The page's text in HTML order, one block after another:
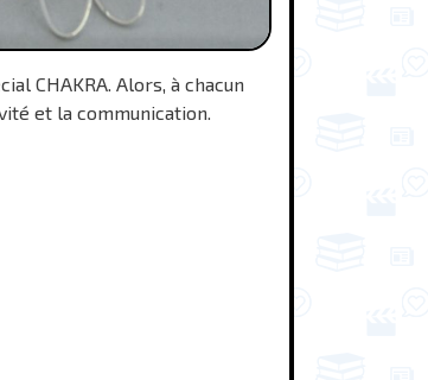
CHAKRA. Alors, à chacun
et la communication.